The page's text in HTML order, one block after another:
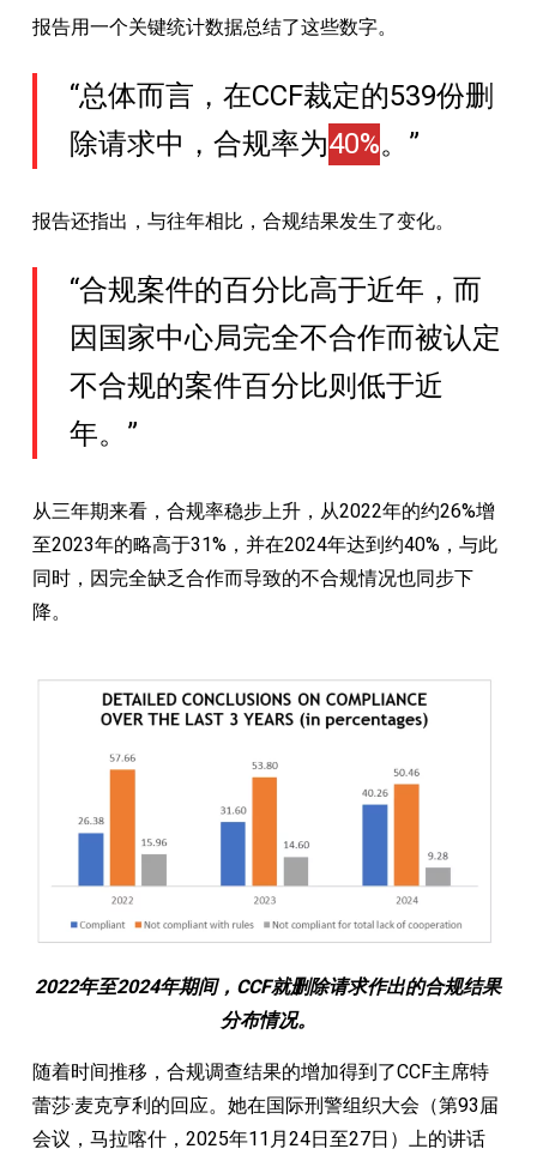
报告用一个关键统计数据总结了这些数字。
“总体而言，在CCF裁定的539份删
除请求中，合规率为40%。”
报告还指出，与往年相比，合规结果发生了变化。
“合规案件的百分比高于近年，而
因国家中心局完全不合作而被认定
不合规的案件百分比则低于近
年。”
从三年期来看，合规率稳步上升，从2022年的约26%增
至2023年的略高于31%，并在2024年达到约40%，与此
同时，因完全缺乏合作而导致的不合规情况也同步下
降。
2022年至2024年期间，CCF就删除请求作出的合规结果
分布情况。
随着时间推移，合规调查结果的增加得到了CCF主席特
蕾莎·麦克亨利的回应。她在国际刑警组织大会（第93届
会议，马拉喀什，2025年11月24日至27日）上的讲话